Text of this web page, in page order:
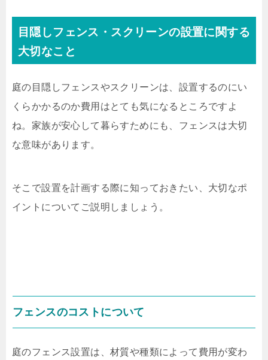
目隠しフェンス・スクリーンの設置に関する
大切なこと
庭の目隠しフェンスやスクリーンは、設置するのにい
くらかかるのか費用はとても気になるところですよ
ね。家族が安心して暮らすためにも、フェンスは大切
な意味があります。
そこで設置を計画する際に知っておきたい、大切なポ
イントについてご説明しましょう。
フェンスのコストについて
庭のフェンス設置は、材質や種類によって費用が変わ